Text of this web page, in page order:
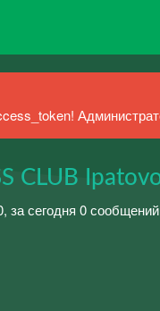
CLUB
за сегодня 0